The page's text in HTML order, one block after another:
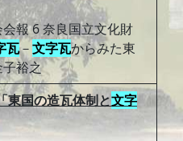
報 6 奈良国立文化財
瓦－文字瓦からみた東
裕之
国の造瓦体制と文字